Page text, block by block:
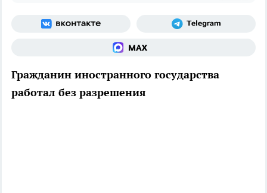
Гражданин иностранного государства
работал без разрешения